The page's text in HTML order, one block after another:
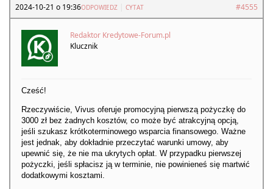
2024-10-21 o 19:36 #4555
ODPOWIEDZ CYTAT
Redaktor Kredytowe-Forum.pl
Klucznik
Cześć!
Rzeczywiście, Vivus oferuje promocyjną pierwszą pożyczkę do
3000 zł bez żadnych kosztów, co może być atrakcyjną opcją,
jeśli szukasz krótkoterminowego wsparcia finansowego. Ważne
jest jednak, aby dokładnie przeczytać warunki umowy, aby
upewnić się, że nie ma ukrytych opłat. W przypadku pierwszej
pożyczki, jeśli spłacisz ją w terminie, nie powinieneś się martwić
dodatkowymi kosztami.